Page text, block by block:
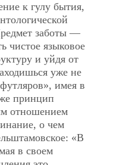
к гулу бытия,
заботы —
чистое языковое
и уйдя от
уже не
имея в
принцип
отношением
о чем
«В
в своем